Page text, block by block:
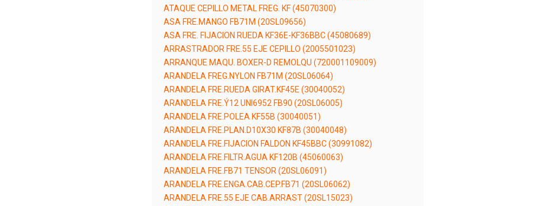
ATAQUE CEPILLO METAL FREG. KF (45070300)
ASA FRE.MANGO FB71M (20SL09656)
ASA FRE. FIJACION RUEDA KF36E-KF36BBC (45080689)
ARRASTRADOR FRE.55 EJE CEPILLO (2005501023)
ARRANQUE MAQU. BOXER-D REMOLQU (720001109009)
ARANDELA FREG.NYLON FB71M (20SL06064)
ARANDELA FRE.RUEDA GIRAT.KF45E (30040052)
ARANDELA FRE.Ý12 UNI6952 FB90 (20SL06005)
ARANDELA FRE.POLEA KF55B (30040051)
ARANDELA FRE.PLAN.D10X30 KF87B (30040048)
ARANDELA FRE.FIJACION FALDON KF45BBC (30991082)
ARANDELA FRE.FILTR.AGUA KF120B (45060063)
ARANDELA FRE.FB71 TENSOR (20SL06091)
ARANDELA FRE.ENGA.CAB.CEP.FB71 (20SL06062)
ARANDELA FRE.55 EJE CAB.ARRAST (20SL15023)